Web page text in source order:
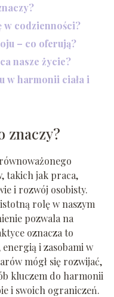
w codzienności?
– co oferują?
nasze życie?
w harmonii ciała i
znaczy?
takich jak praca,
i rozwój osobisty.
rolę w naszym
pozwala na
oznacza to
i zasobami w
mógł się rozwijać,
kluczem do harmonii
i swoich ograniczeń.